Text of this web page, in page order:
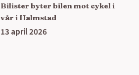
Bilister byter bilen mot cykel i
vår i Halmstad
13 april 2026